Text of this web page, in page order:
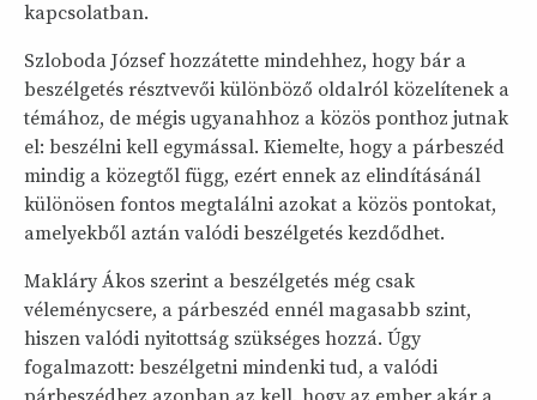
kapcsolatban.
Szloboda József hozzátette mindehhez, hogy bár a
beszélgetés résztvevői különböző oldalról közelítenek a
témához, de mégis ugyanahhoz a közös ponthoz jutnak
el: beszélni kell egymással. Kiemelte, hogy a párbeszéd
mindig a közegtől függ, ezért ennek az elindításánál
különösen fontos megtalálni azokat a közös pontokat,
amelyekből aztán valódi beszélgetés kezdődhet.
Makláry Ákos szerint a beszélgetés még csak
véleménycsere, a párbeszéd ennél magasabb szint,
hiszen valódi nyitottság szükséges hozzá. Úgy
fogalmazott: beszélgetni mindenki tud, a valódi